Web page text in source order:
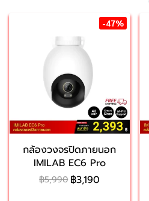
-47%
กล้องวงจรปิดภายนอก
IMILAB EC6 Pro
฿5,990 ฿3,190